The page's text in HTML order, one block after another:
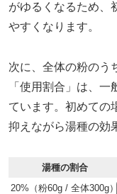
がゆるくなるため、
やすくなります。
次に、全体の粉のう
「使用割合」は、
ています。初めての
抑えながら湯種の効
湯種の割合
20%（粉60g / 全体300g）